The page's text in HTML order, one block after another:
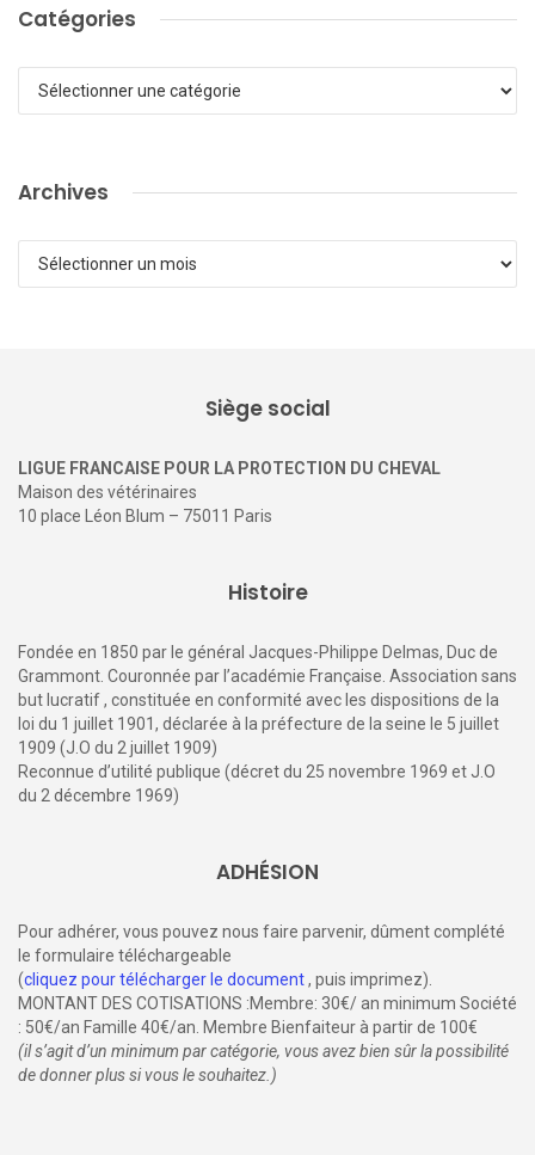
Catégories
Catégories
Archives
Archives
Siège social
LIGUE FRANCAISE POUR LA PROTECTION DU CHEVAL
Maison des vétérinaires
10 place Léon Blum – 75011 Paris
Histoire
Fondée en 1850 par le général Jacques-Philippe Delmas, Duc de
Grammont. Couronnée par l’académie Française. Association sans
but lucratif , constituée en conformité avec les dispositions de la
loi du 1 juillet 1901, déclarée à la préfecture de la seine le 5 juillet
1909 (J.O du 2 juillet 1909)
Reconnue d’utilité publique (décret du 25 novembre 1969 et J.O
du 2 décembre 1969)
ADHÉSION
Pour adhérer, vous pouvez nous faire parvenir, dûment complété
le formulaire téléchargeable
(cliquez pour télécharger le document, puis imprimez).
MONTANT DES COTISATIONS :Membre: 30€/ an minimum Société
: 50€/an Famille 40€/an. Membre Bienfaiteur à partir de 100€
(il s’agit d’un minimum par catégorie, vous avez bien sûr la possibilité
de donner plus si vous le souhaitez.)